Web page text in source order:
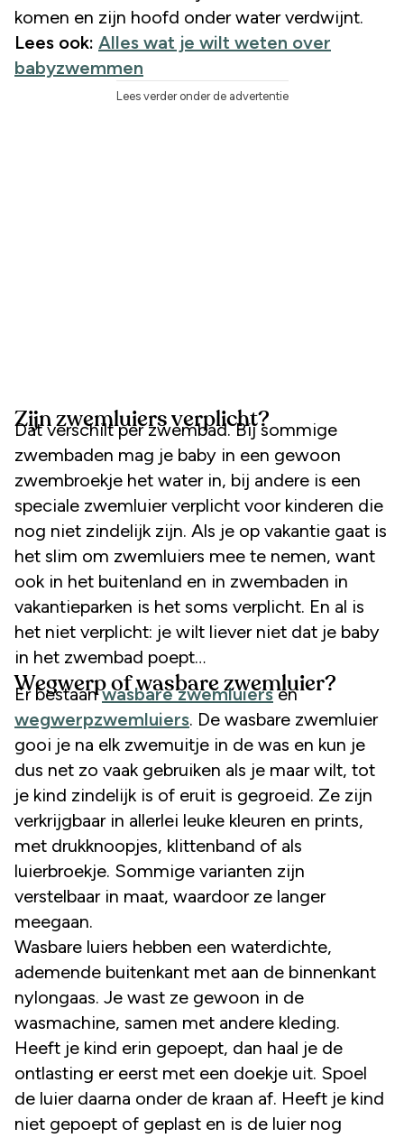
komen en zijn hoofd onder water verdwijnt.
Lees ook: Alles wat je wilt weten over
babyzwemmen
Lees verder onder de advertentie
Zijn zwemluiers verplicht?
Dat verschilt per zwembad. Bij sommige
zwembaden mag je baby in een gewoon
zwembroekje het water in, bij andere is een
speciale zwemluier verplicht voor kinderen die
nog niet zindelijk zijn. Als je op vakantie gaat is
het slim om zwemluiers mee te nemen, want
ook in het buitenland en in zwembaden in
vakantieparken is het soms verplicht. En al is
het niet verplicht: je wilt liever niet dat je baby
in het zwembad poept…
Wegwerp of wasbare zwemluier?
Er bestaanwasbare zwemluiersen
wegwerpzwemluiers. De wasbare zwemluier
gooi je na elk zwemuitje in de was en kun je
dus net zo vaak gebruiken als je maar wilt, tot
je kind zindelijk is of eruit is gegroeid. Ze zijn
verkrijgbaar in allerlei leuke kleuren en prints,
met drukknoopjes, klittenband of als
luierbroekje. Sommige varianten zijn
verstelbaar in maat, waardoor ze langer
meegaan.
Wasbare luiers hebben een waterdichte,
ademende buitenkant met aan de binnenkant
nylongaas. Je wast ze gewoon in de
wasmachine, samen met andere kleding.
Heeft je kind erin gepoept, dan haal je de
ontlasting er eerst met een doekje uit. Spoel
de luier daarna onder de kraan af. Heeft je kind
niet gepoept of geplast en is de luier nog